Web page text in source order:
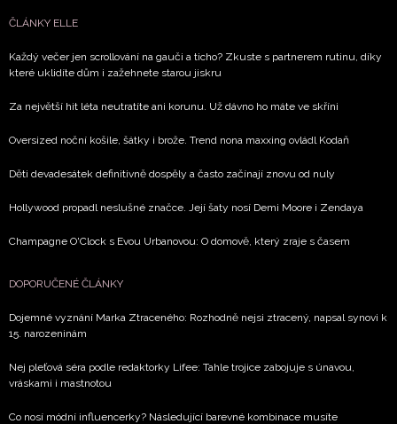
ČLÁNKY ELLE
Každý večer jen scrollování na gauči a ticho? Zkuste s partnerem rutinu, díky
které uklidíte dům i zažehnete starou jiskru
Za největší hit léta neutratíte ani korunu. Už dávno ho máte ve skříni
Oversized noční košile, šátky i brože. Trend nona maxxing ovládl Kodaň
Děti devadesátek definitivně dospěly a často začínají znovu od nuly
Hollywood propadl neslušné značce. Její šaty nosí Demi Moore i Zendaya
Champagne O'Clock s Evou Urbanovou: O domově, který zraje s časem
DOPORUČENÉ ČLÁNKY
Dojemné vyznání Marka Ztraceného: Rozhodně nejsi ztracený, napsal synovi k
15. narozeninám
Nej pleťová séra podle redaktorky Lifee: Tahle trojice zabojuje s únavou,
vráskami i mastnotou
Co nosí módní influencerky? Následující barevné kombinace musíte